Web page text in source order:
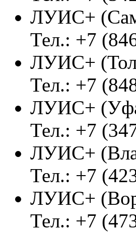
ЛУИС+
Тел.: +7
ЛУИС+
Тел.: +7
ЛУИС+
Тел.: +7
ЛУИС+
Тел.: +7
ЛУИС+
Тел.: +7